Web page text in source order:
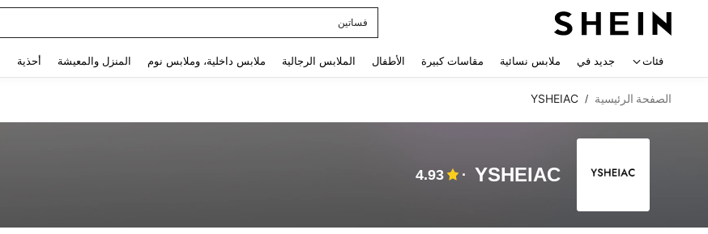
فساتين
فئات جديد في ملابس نسائية مقاسات كبيرة الأطفال الملابس الرجالية ملابس داخلية، وملابس نوم المنزل والمعيشة أحذية
الصفحة الرئيسية /
YSHEIAC
YSHEIAC
4.93